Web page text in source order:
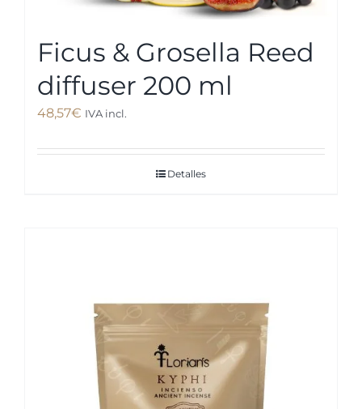
Ficus & Grosella Reed
diffuser 200 ml
48,57€ IVA incl.
Detalles